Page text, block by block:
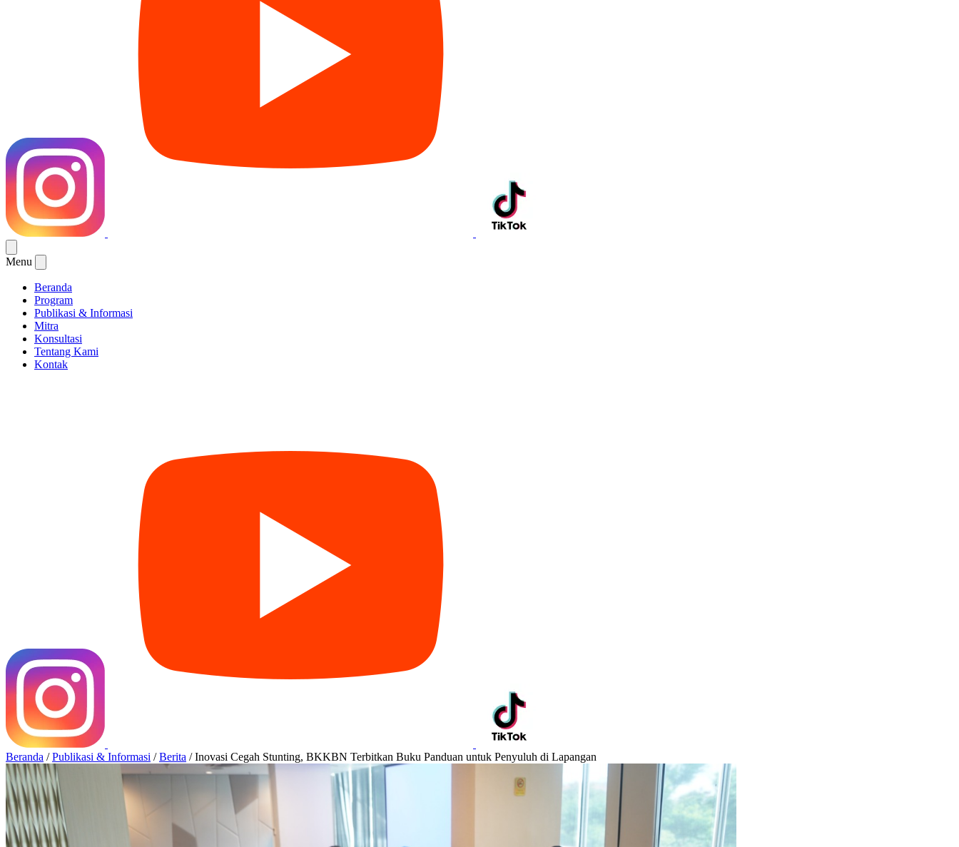
Menu
Beranda
Program
Publikasi & Informasi
Mitra
Konsultasi
Tentang Kami
Kontak
Beranda / Publikasi & Informasi / Berita / Inovasi Cegah Stunting, BKKBN Terbitkan Buku Panduan untuk Penyuluh di Lapangan